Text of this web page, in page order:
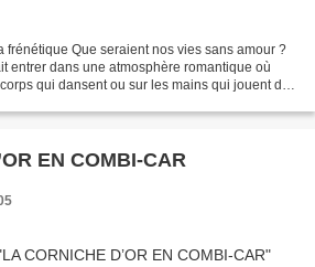
frénétique Que seraient nos vies sans amour ?
entrer dans une atmosphère romantique où
qui dansent ou sur les mains qui jouent de
EN COMBI-CAR